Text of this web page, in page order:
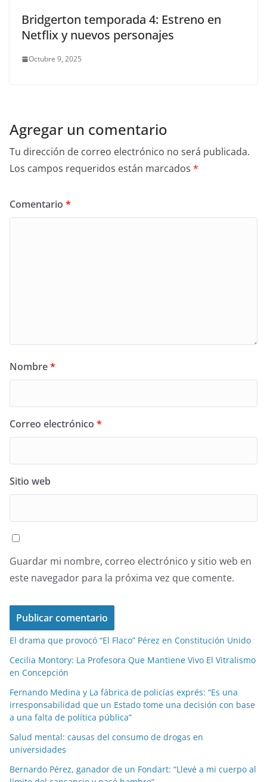
Bridgerton temporada 4: Estreno en
Netflix y nuevos personajes
Octubre 9, 2025
Agregar un comentario
Tu dirección de correo electrónico no será publicada.
Los campos requeridos están marcados *
Comentario *
Nombre*
Correo electrónico *
Sitio web
Guardar mi nombre, correo electrónico y sitio web en
este navegador para la próxima vez que comente.
El drama que provocó “El Flaco” Pérez en Constitución Unido
Cecilia Montory: La Profesora Que Mantiene Vivo El Vitralismo
en Concepción
Fernando Medina y La fábrica de policías exprés: “Es una
irresponsabilidad que un Estado tome una decisión con base
a una falta de política pública”
Salud mental: causas del consumo de drogas en
universidades
Bernardo Pérez, ganador de un Fondart: “Llevé a mi cuerpo al